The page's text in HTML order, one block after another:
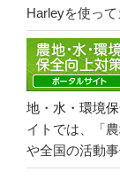
Harleyを使っ
地・水・環境
イトでは、「
や全国の活動